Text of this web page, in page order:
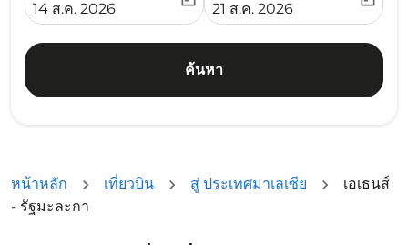
fc-booking-departure-date-aria-label
14 ส.ค. 2026
fc-booking-return-date-
21 ส.ค. 2026
ค้นหา
หน้าหลัก เที่ยวบิน สู่ ประเทศมาเลเซีย
เอเธนส์
- รัฐมะละกา